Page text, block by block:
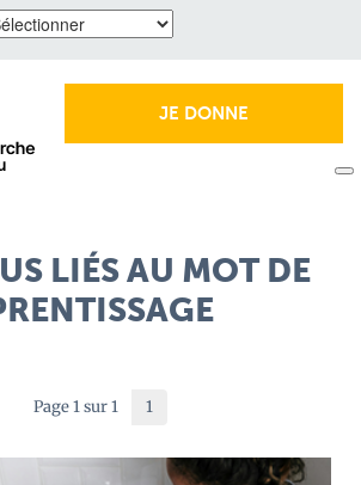
JE DONNE
LIÉS AU MOT DE
Page 1 sur 1 1